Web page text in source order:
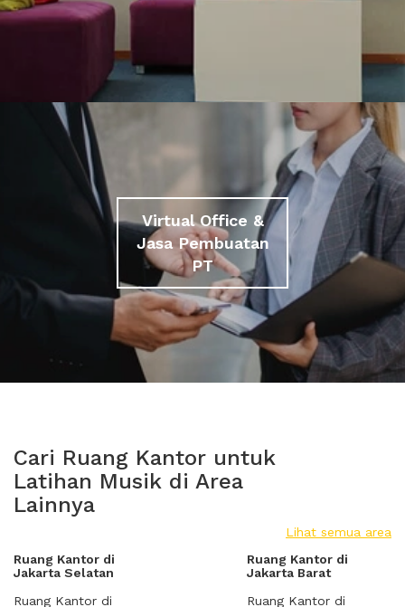
Virtual Office &
Jasa Pembuatan
PT
Cari Ruang Kantor untuk
Latihan Musik di Area
Lainnya
Lihat semua area
Ruang Kantor di
Jakarta Selatan
Ruang Kantor di
Ruang Kantor di
Jakarta Barat
Ruang Kantor di